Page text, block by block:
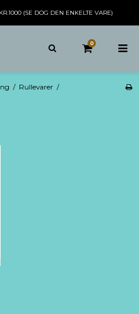
(SE DOG DEN ENKELTE VARE)
0
/ Rullevarer /